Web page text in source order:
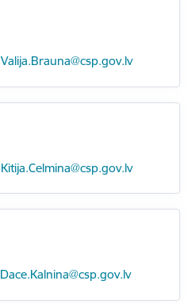
E-pasts:
Valija.Brauna@csp.gov.lv
E-pasts:
Kitija.Celmina@csp.gov.lv
E-pasts:
Dace.Kalnina@csp.gov.lv